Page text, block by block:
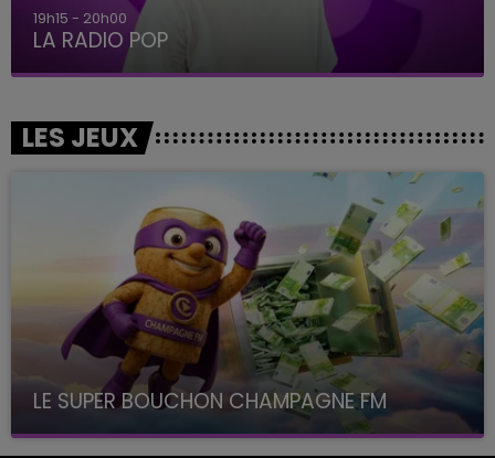
19h15 - 20h00
LA RADIO POP
LES JEUX
LE SUPER BOUCHON CHAMPAGNE FM
avec La Famille Champagne FM, à 8H10